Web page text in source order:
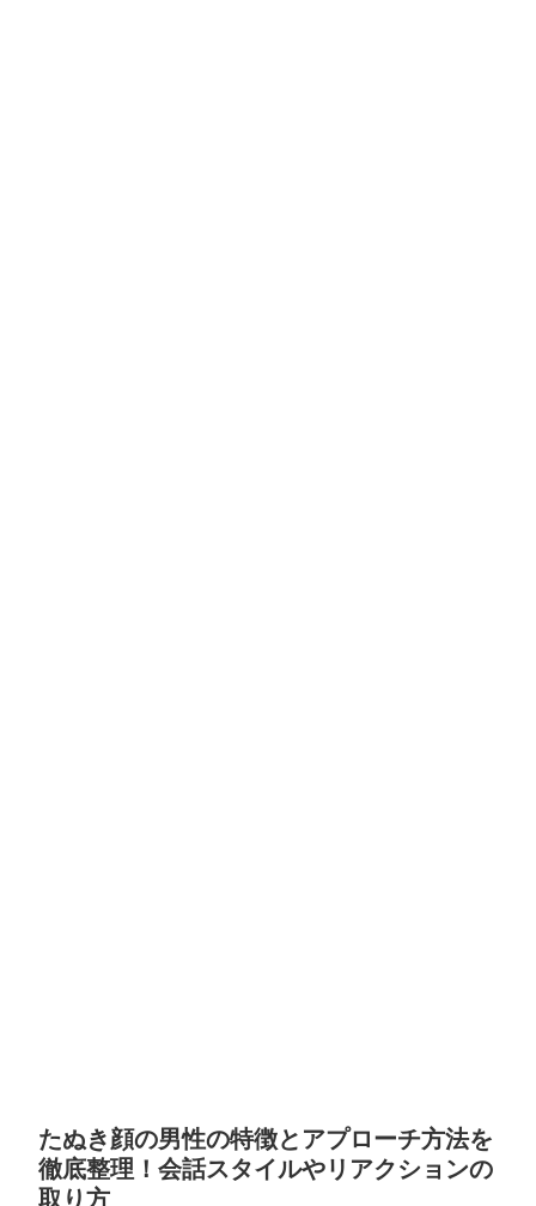
たぬき顔の男性の特徴とアプローチ方法を
徹底整理！会話スタイルやリアクションの
取り方